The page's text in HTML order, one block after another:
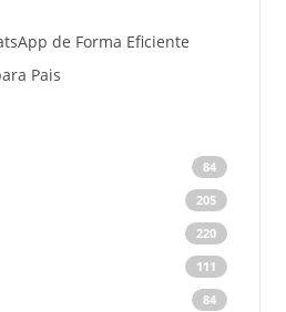
de Forma Eficiente
Pais
84
205
220
111
84